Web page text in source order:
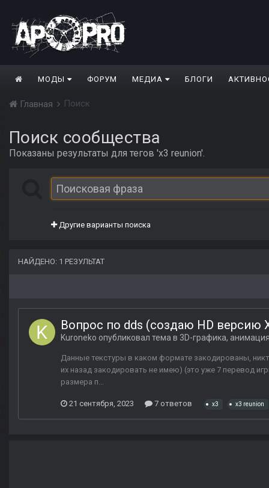
МОДЫ ФОРУМ МЕДИА БЛОГИ
Главная Поиск
Поиск сообщества
Показаны результаты для тегов 'x3 reunion'.
Другие варианты поиска
НАЙДЕНО: 1 РЕЗУЛЬТАТ
Вопрос по dds (создаю HD версию
Kuroneko опубликовал тема в 3D-графика,
Данные текстуры в каком формате закодированы,
их назад закодировать не имею) (это уже 7 перевод
размера п...
21 сентября, 2023 7 ответов x3 x3 reunion